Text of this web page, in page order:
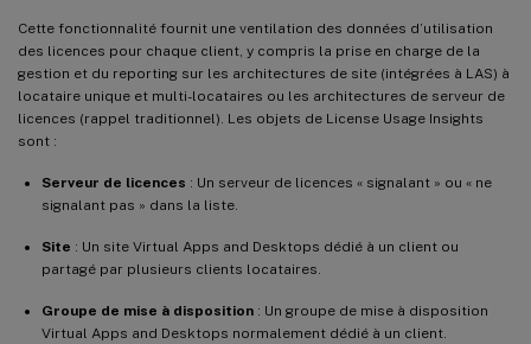
Cette fonctionnalité fournit une ventilation des données d’utilisation
des licences pour chaque client, y compris la prise en charge de la
gestion et du reporting sur les architectures de site (intégrées à LAS) à
locataire unique et multi-locataires ou les architectures de serveur de
licences (rappel traditionnel). Les objets de License Usage Insights
sont :
Serveur de licences : Un serveur de licences « signalant » ou « ne
signalant pas » dans la liste.
Site : Un site Virtual Apps and Desktops dédié à un client ou
partagé par plusieurs clients locataires.
Groupe de mise à disposition : Un groupe de mise à disposition
Virtual Apps and Desktops normalement dédié à un client.